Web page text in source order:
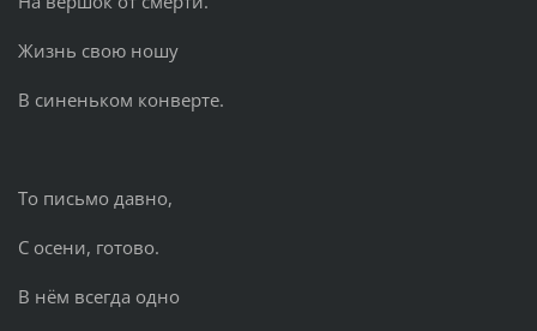
Жизнь свою ношу
В синеньком конверте.
То письмо давно,
С осени, готово.
В нём всегда одно